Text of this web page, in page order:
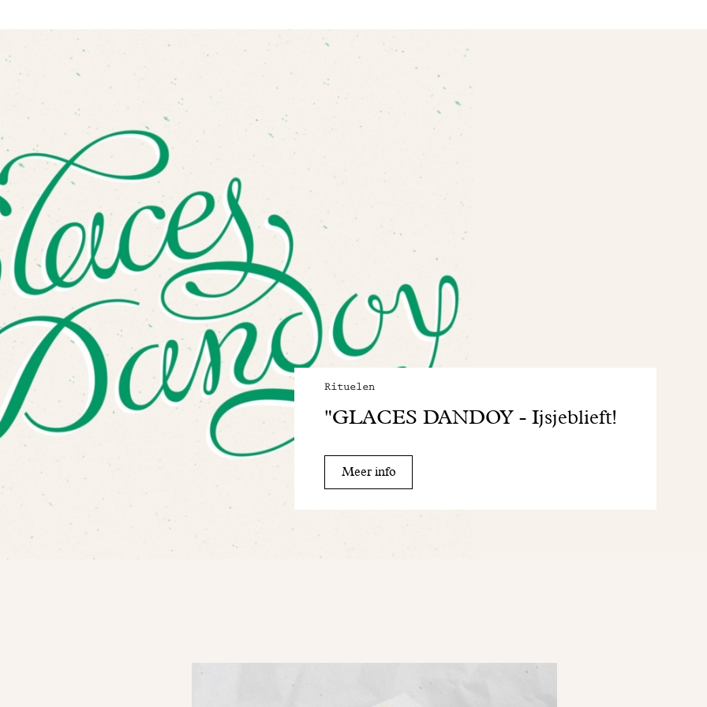
Rituelen
"GLACES DANDOY - Ijsjeblieft!
Meer info